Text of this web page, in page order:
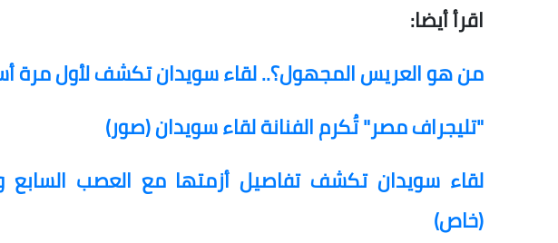
اقرأ أيضا:
من هو العريس المجهول؟.. لقاء سويدان تكشف لأول مرة
"تليجراف مصر" تُكرم الفنانة لقاء سويدان (صور)
لقاء سويدان تكشف تفاصيل أزمتها مع العصب السابع
(خاص)